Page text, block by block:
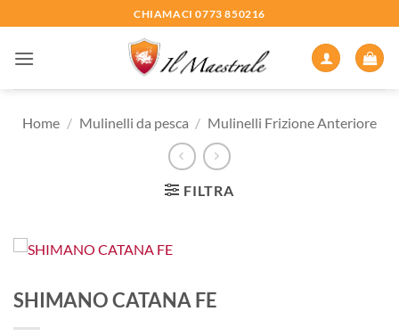
ai
contenuti
CHIAMACI 0773 850216
Home / Mulinelli da pesca / Mulinelli Frizione Anteriore
FILTRA
SHIMANO CATANA FE